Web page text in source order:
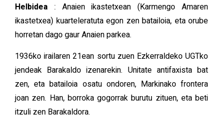
Helbidea : Anaien ikastetxean (Karmengo Amaren
ikastetxea) kuarteleratuta egon zen batailoia, eta orube
horretan dago gaur Anaien parkea.
1936ko irailaren 21ean sortu zuen Ezkerraldeko UGTko
jendeak Barakaldo izenarekin. Unitate antifaxista bat
zen, eta batailoia osatu ondoren, Markinako frontera
joan zen. Han, borroka gogorrak burutu zituen, eta beti
itzuli zen Barakaldora.